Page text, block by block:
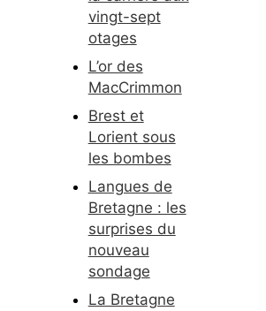
vingt-sept
otages
L’or des
MacCrimmon
Brest et
Lorient sous
les bombes
Langues de
Bretagne : les
surprises du
nouveau
sondage
La Bretagne